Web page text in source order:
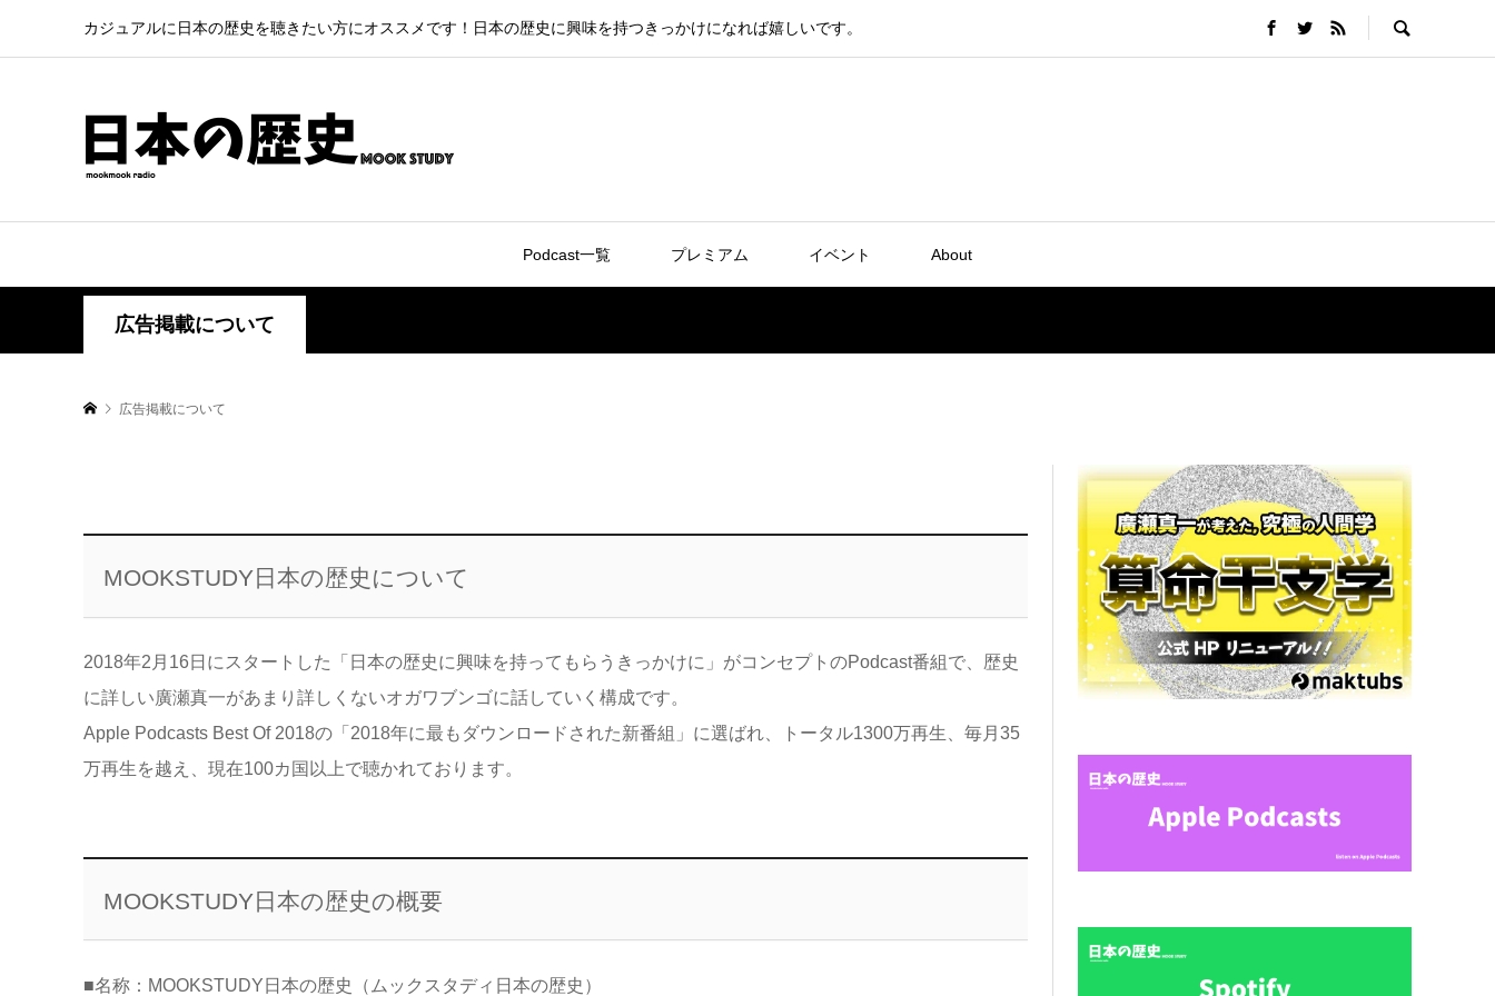
カジュアルに日本の歴史を聴きたい方にオススメです！日本の歴史に興味を持つきっかけになれば嬉しいです。
Podcast一覧 プレミアム イベント About
広告掲載について
広告掲載について
MOOKSTUDY日本の歴史について
2018年2月16日にスタートした「日本の歴史に興味を持ってもらうきっかけに」がコンセプトのPodcast番組で、歴史
に詳しい廣瀬真一があまり詳しくないオガワブンゴに話していく構成です。
Apple Podcasts Best Of 2018の「2018年に最もダウンロードされた新番組」に選ばれ、トータル1300万再生、毎月35
万再生を越え、現在100カ国以上で聴かれております。
MOOKSTUDY日本の歴史の概要
■名称：MOOKSTUDY日本の歴史（ムックスタディ日本の歴史）